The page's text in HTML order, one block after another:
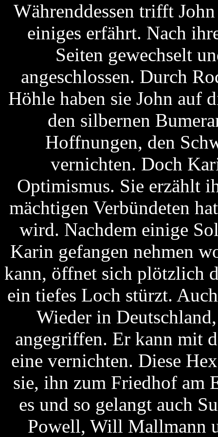
Währenddessen trifft
einiges erfährt. Nach
Seiten gewechselt
angeschlossen. Durch
Höhle haben sie John auf
den silbernen
Hoffnungen, den
vernichten. Doch
Optimismus. Sie erzählt
mächtigen Verbündeten
wird. Nachdem einige
Karin gefangen nehmen
kann, öffnet sich plötzlich
ein tiefes Loch stürzt.
Wieder in
angegriffen. Er kann mit
eine vernichten. Diese
sie, ihn zum Friedhof am
es und so gelangt auch
Powell, Will Mallmann